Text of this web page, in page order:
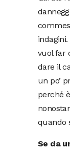
vuol far
dare il
un po’
perché
quando
Se da